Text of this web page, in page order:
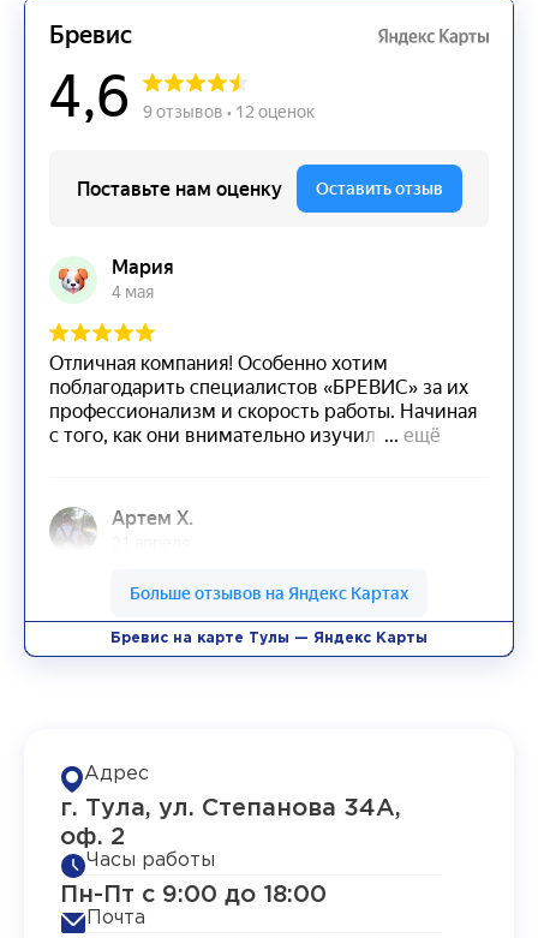
Бревис на карте Тулы — Яндекс Карты
Адрес
г. Тула, ул. Степанова 34А,
оф. 2
Часы работы
Пн-Пт с 9:00 до 18:00
Почта